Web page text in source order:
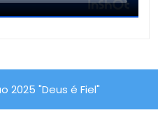
2025 "Deus é Fiel"